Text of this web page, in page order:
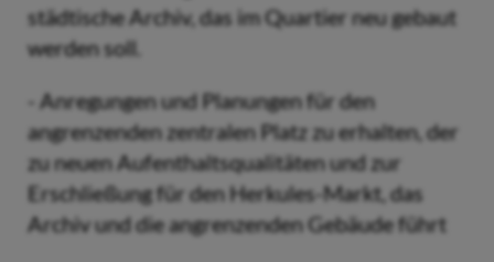
städtische Archiv, das im Quartier neu gebaut
werden soll.
- Anregungen und Planungen für den
angrenzenden zentralen Platz zu erhalten, der
zu neuen Aufenthaltsqualitäten und zur
Erschließung für den Herkules-Markt, das
Archiv und die angrenzenden Gebäude führt